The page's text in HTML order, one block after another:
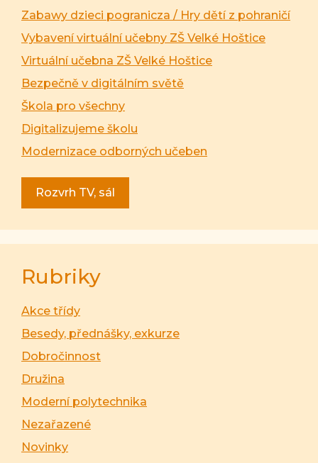
Zabawy dzieci pogranicza / Hry dětí z pohraničí
Vybavení virtuální učebny ZŠ Velké Hoštice
Virtuální učebna ZŠ Velké Hoštice
Bezpečně v digitálním světě
Škola pro všechny
Digitalizujeme školu
Modernizace odborných učeben
Rozvrh TV, sál
Rubriky
Akce třídy
Besedy, přednášky, exkurze
Dobročinnost
Družina
Moderní polytechnika
Nezařazené
Novinky